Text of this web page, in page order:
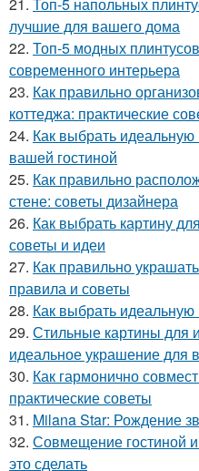
21. Топ-5 напольных
лучшие для вашего дома
22. Топ-5 модных
современного интерьера
23. Как правильно
коттеджа: практические
24. Как выбрать
вашей гостиной
25. Как правильно
стене: советы дизайнера
26. Как выбрать картину
советы и идеи
27. Как правильно
правила и советы
28. Как выбрать
29. Стильные картины для
идеальное украшение для
30. Как гармонично
практические советы
31. Milana Star: Рождение
32. Совмещение гостиной
это сделать